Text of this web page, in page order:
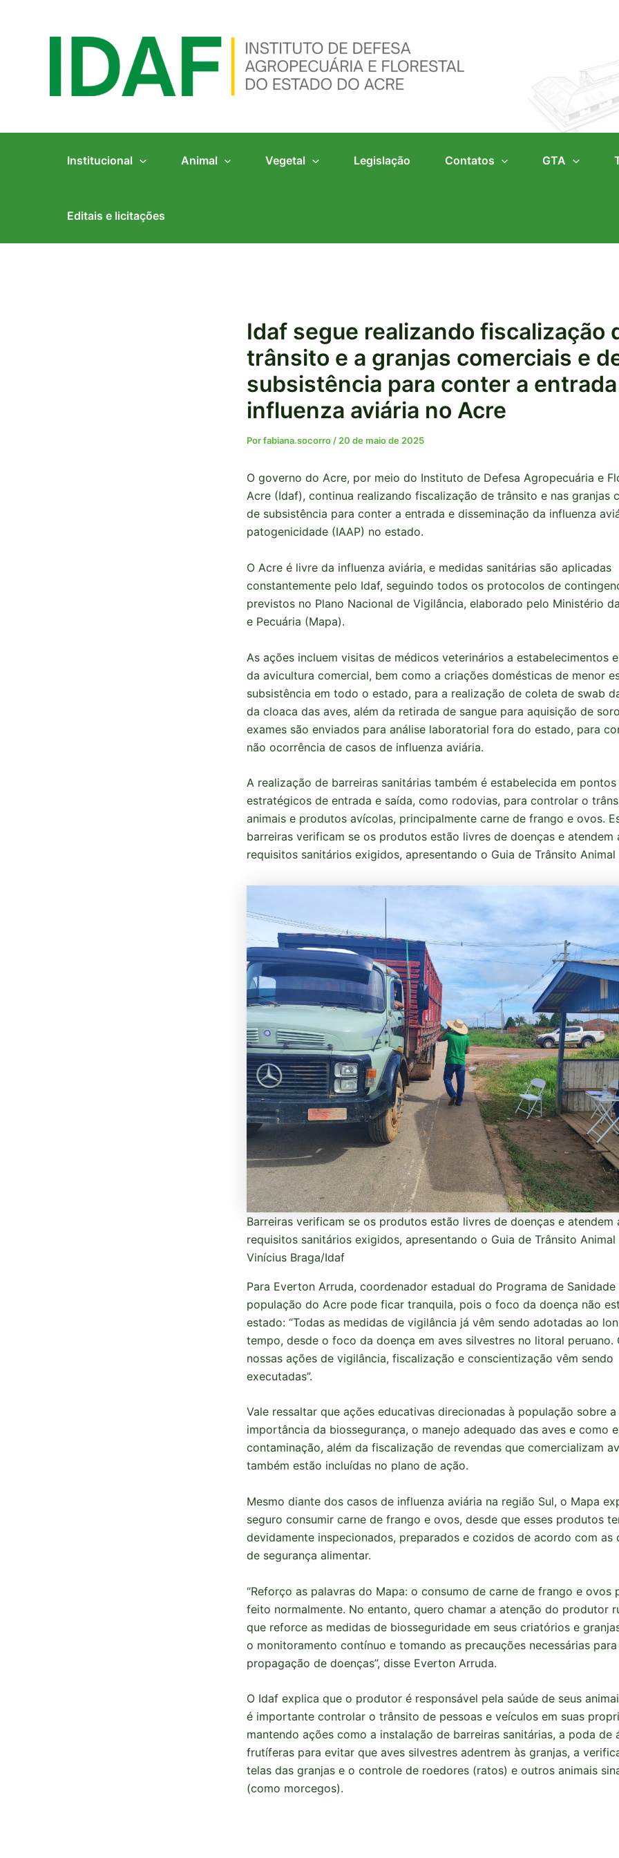
Institucional Animal Vegetal Legislação Contatos GTA
Editais e licitações
Idaf segue realizando fiscalização
trânsito e a granjas comerciais e
subsistência para conter a
influenza aviária no Acre
Porfabiana.socorro/20 de maio de 2025
O governo do Acre, por meio do Instituto de Defesa Agropecuária e
Acre (Idaf), continua realizando fiscalização de trânsito e nas granjas
de subsistência para conter a entrada e disseminação da influenza
patogenicidade (IAAP) no estado.
O Acre é livre da influenza aviária, e medidas sanitárias são aplicadas
constantemente pelo Idaf, seguindo todos os protocolos de
previstos no Plano Nacional de Vigilância, elaborado pelo Ministério
e Pecuária (Mapa).
As ações incluem visitas de médicos veterinários a estabelecimentos
da avicultura comercial, bem como a criações domésticas de menor
subsistência em todo o estado, para a realização de coleta de swab
da cloaca das aves, além da retirada de sangue para aquisição de
exames são enviados para análise laboratorial fora do estado, para
não ocorrência de casos de influenza aviária.
A realização de barreiras sanitárias também é estabelecida em pontos
estratégicos de entrada e saída, como rodovias, para controlar o
animais e produtos avícolas, principalmente carne de frango e ovos.
barreiras verificam se os produtos estão livres de doenças e atendem
requisitos sanitários exigidos, apresentando o Guia de Trânsito Animal
Barreiras verificam se os produtos estão livres de doenças e atendem
requisitos sanitários exigidos, apresentando o Guia de Trânsito Animal
Vinícius Braga/Idaf
Para Everton Arruda, coordenador estadual do Programa de Sanidade
população do Acre pode ficar tranquila, pois o foco da doença não
estado: “Todas as medidas de vigilância já vêm sendo adotadas ao
tempo, desde o foco da doença em aves silvestres no litoral peruano.
nossas ações de vigilância, fiscalização e conscientização vêm sendo
executadas”.
Vale ressaltar que ações educativas direcionadas à população sobre a
importância da biossegurança, o manejo adequado das aves e como
contaminação, além da fiscalização de revendas que comercializam
também estão incluídas no plano de ação.
Mesmo diante dos casos de influenza aviária na região Sul, o Mapa
seguro consumir carne de frango e ovos, desde que esses produtos
devidamente inspecionados, preparados e cozidos de acordo com as
de segurança alimentar.
“Reforço as palavras do Mapa: o consumo de carne de frango e ovos
feito normalmente. No entanto, quero chamar a atenção do produtor
que reforce as medidas de biosseguridade em seus criatórios e
o monitoramento contínuo e tomando as precauções necessárias
propagação de doenças”, disse Everton Arruda.
O Idaf explica que o produtor é responsável pela saúde de seus
é importante controlar o trânsito de pessoas e veículos em suas
mantendo ações como a instalação de barreiras sanitárias, a poda de
frutíferas para evitar que aves silvestres adentrem às granjas, a
telas das granjas e o controle de roedores (ratos) e outros animais
(como morcegos).